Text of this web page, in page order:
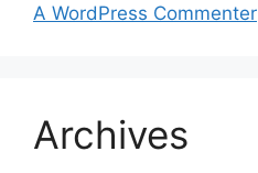
A WordPress Commenter
Archives